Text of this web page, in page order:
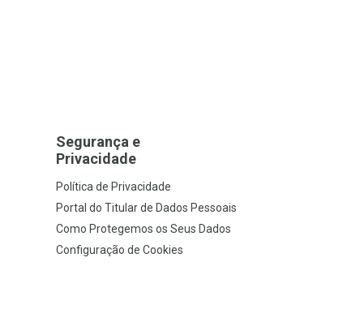
Segurança e
Privacidade
Política de Privacidade
Portal do Titular de Dados Pessoais
Como Protegemos os Seus Dados
Configuração de Cookies